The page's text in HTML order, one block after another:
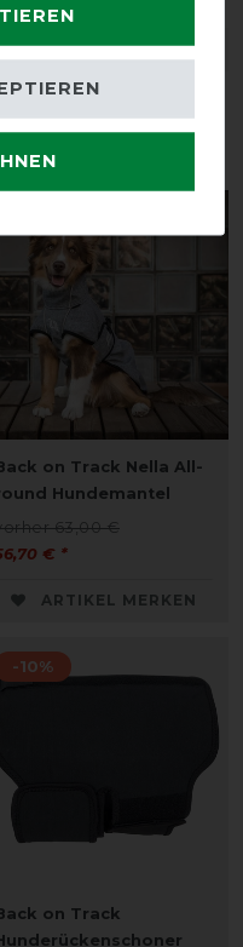
für dich
on Track Nella All-
Hundemantel
63,00 €
€ *
ARTIKEL MERKEN
-10%
on Track